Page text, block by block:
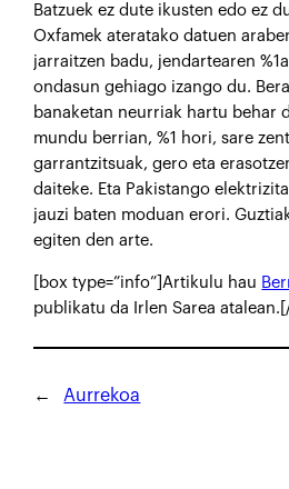
Batzuek ez dute ikusten edo ez
Oxfamek ateratako datuen
jarraitzen badu, jendartearen
ondasun gehiago izango du.
banaketan neurriak hartu behar
mundu berrian, %1 hori, sare
garrantzitsuak, gero eta
daiteke. Eta Pakistango
jauzi baten moduan erori.
egiten den arte.
[box type=”info”]Artikulu hau
publikatu da Irlen Sarea
← Aurrekoa